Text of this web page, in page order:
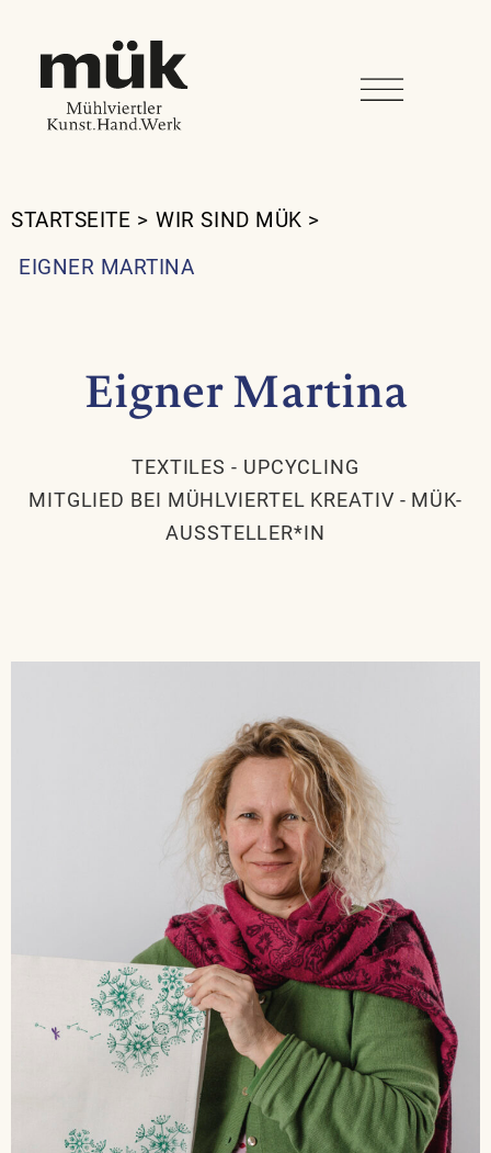
STARTSEITE > WIR SIND MÜK >
EIGNER MARTINA
Eigner Martina
TEXTILES - UPCYCLING
MITGLIED BEI MÜHLVIERTEL KREATIV - MÜK-
AUSSTELLER*IN